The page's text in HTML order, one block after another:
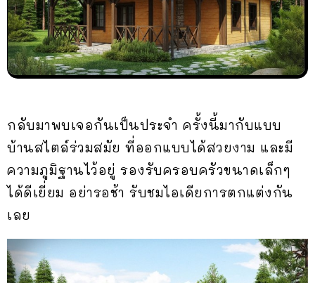
กลับมาพบเจอกันเป็นประจำ ครั้งนี้มากับแบบ
บ้านสไตล์ร่วมสมัย ที่ออกแบบได้สวยงาม และมี
ความภูมิฐานไว้อยู่ รองรับครอบครัวขนาดเล็กๆ
ได้ดีเยี่ยม อย่ารอช้า รับชมไอเดียการตกแต่งกัน
เลย